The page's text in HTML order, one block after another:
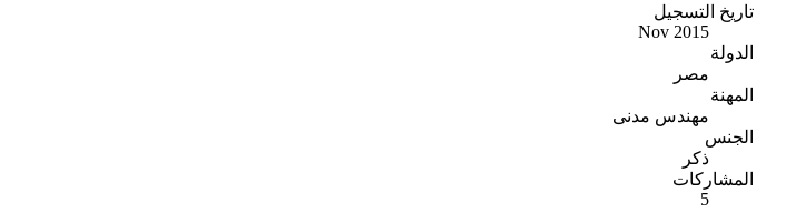
تاريخ التسجيل
Nov 2015
الدولة
مصر
المهنة
مهندس مدنى
الجنس
ذكر
المشاركات
5